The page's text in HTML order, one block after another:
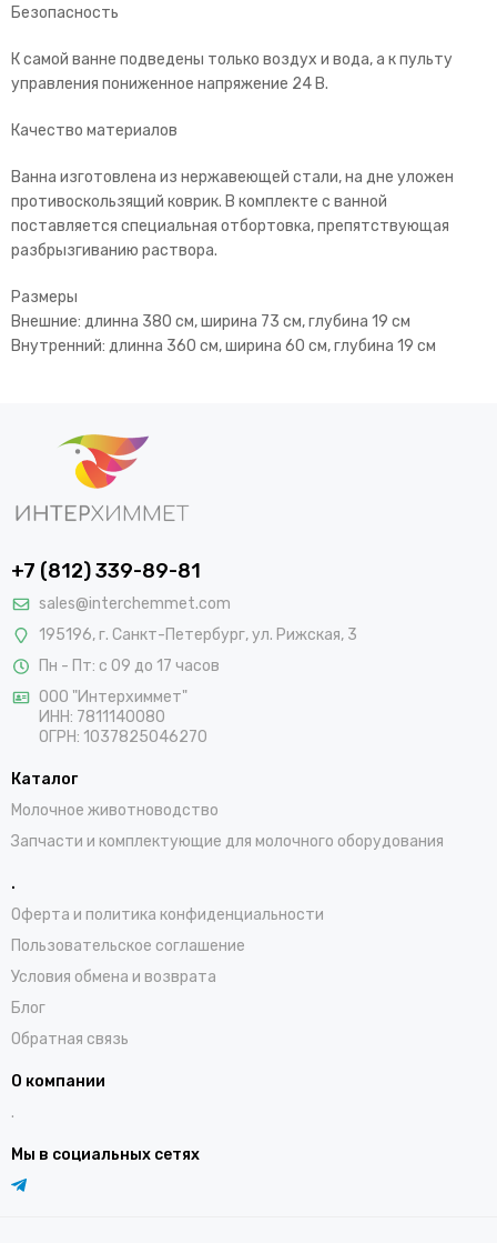
Безопасность
К самой ванне подведены только воздух и вода, а к пульту
управления пониженное напряжение 24 В.
Качество материалов
Ванна изготовлена из нержавеющей стали, на дне уложен
противоскользящий коврик. В комплекте с ванной
поставляется специальная отбортовка, препятствующая
разбрызгиванию раствора.
Размеры
Внешние: длинна 380 см, ширина 73 см, глубина 19 см
Внутренний: длинна 360 см, ширина 60 см, глубина 19 см
+7 (812) 339-89-81
sales@interchemmet.com
195196, г. Санкт-Петербург, ул. Рижская, 3
Пн - Пт: с 09 до 17 часов
ООО "Интерхиммет"
ИНН: 7811140080
ОГРН: 1037825046270
Каталог
Молочное животноводство
Запчасти и комплектующие для молочного оборудования
.
Оферта и политика конфиденциальности
Пользовательское соглашение
Условия обмена и возврата
Блог
Обратная связь
О компании
.
Мы в социальных сетях